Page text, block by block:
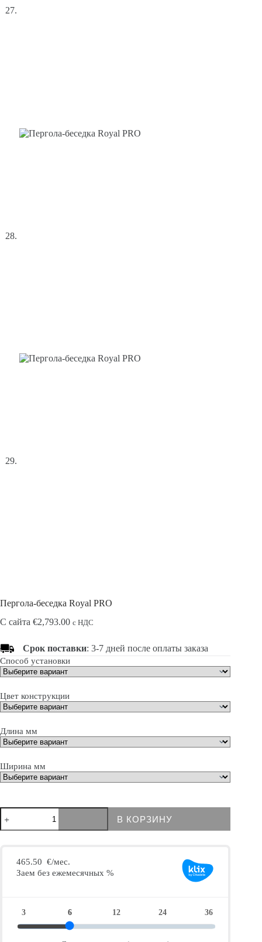
Пергола-беседка Royal PRO
С сайта €2,793.00 с НДС
Срок поставки: 3-7 дней после оплаты заказа
Способ установки
Цвет конструкции
Длина мм
Ширина мм
Количество
товара
Pergola
В КОРЗИНУ